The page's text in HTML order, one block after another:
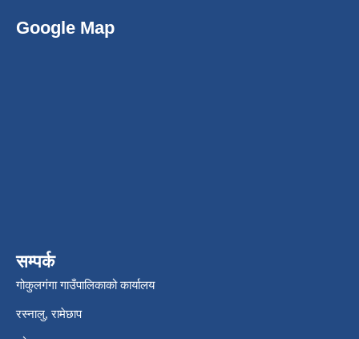
Google Map
सम्पर्क
गोकुलगंगा गाउँपालिकाको कार्यालय
रस्नालु, रामेछाप